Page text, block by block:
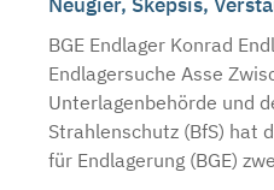
BGE Endlager Konrad
Endlagersuche Asse
Unterlagenbehörde und
Strahlenschutz (BfS) hat
für Endlagerung (BGE)